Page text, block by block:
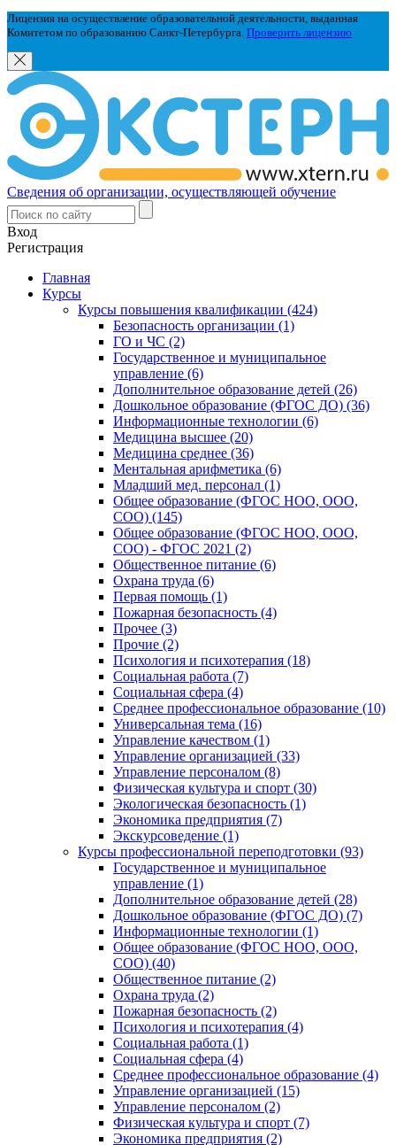
Лицензия на осуществление образовательной деятельности, выданная
Комитетом по образованию Санкт-Петербурга. Проверить лицензию
Сведения об организации, осуществляющей обучение
Вход
Регистрация
Главная
Курсы
Курсы повышения квалификации (424)
Безопасность организации (1)
ГО и ЧС (2)
Государственное и муниципальное
управление (6)
Дополнительное образование детей (26)
Дошкольное образование (ФГОС ДО) (36)
Информационные технологии (6)
Медицина высшее (20)
Медицина среднее (36)
Ментальная арифметика (6)
Младший мед. персонал (1)
Общее образование (ФГОС НОО, ООО,
СОО) (145)
Общее образование (ФГОС НОО, ООО,
СОО) - ФГОС 2021 (2)
Общественное питание (6)
Охрана труда (6)
Первая помощь (1)
Пожарная безопасность (4)
Прочее (3)
Прочие (2)
Психология и психотерапия (18)
Социальная работа (7)
Социальная сфера (4)
Среднее профессиональное образование (10)
Универсальная тема (16)
Управление качеством (1)
Управление организацией (33)
Управление персоналом (8)
Физическая культура и спорт (30)
Экологическая безопасность (1)
Экономика предприятия (7)
Экскурсоведение (1)
Курсы профессиональной переподготовки (93)
Государственное и муниципальное
управление (1)
Дополнительное образование детей (28)
Дошкольное образование (ФГОС ДО) (7)
Информационные технологии (1)
Общее образование (ФГОС НОО, ООО,
СОО) (40)
Общественное питание (2)
Охрана труда (2)
Пожарная безопасность (2)
Психология и психотерапия (4)
Социальная работа (1)
Социальная сфера (4)
Среднее профессиональное образование (4)
Управление организацией (15)
Управление персоналом (2)
Физическая культура и спорт (7)
Экономика предприятия (2)